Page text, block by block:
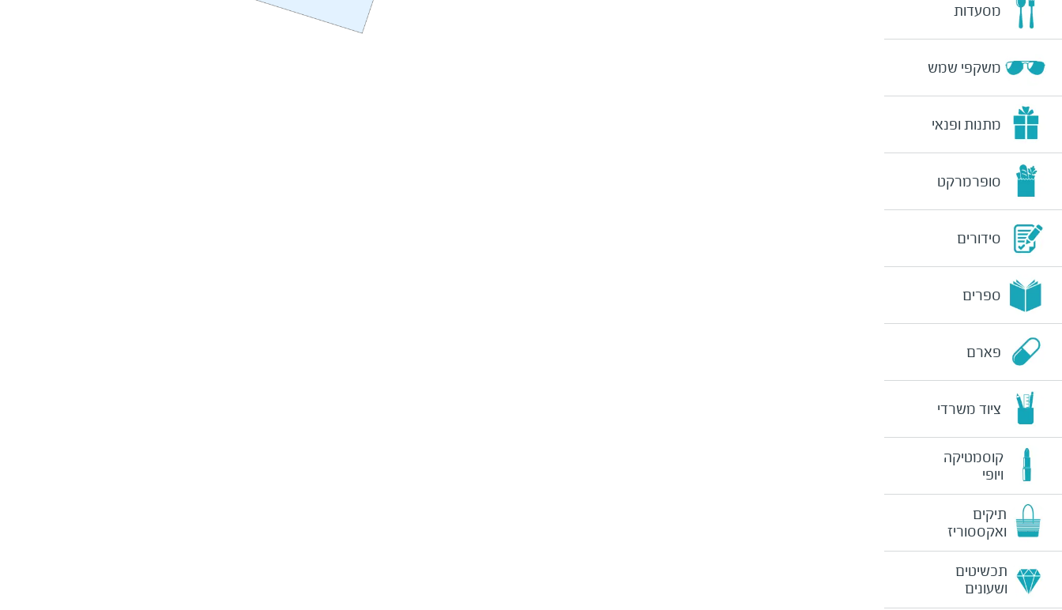
מסעדות
משקפי שמש
מתנות ופנאי
סופרמרקט
סידורים
ספרים
פארם
ציוד משרדי
קוסמטיקה
ויופי
תיקים
ואקססוריז
תכשיטים
ושעונים